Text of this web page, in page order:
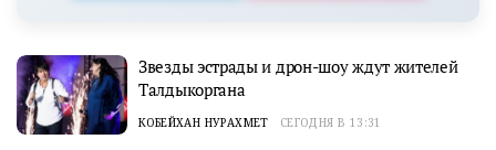
Звезды эстрады и дрон-шоу ждут жителей
Талдыкоргана
КОБЕЙХАН НУРАХМЕТ СЕГОДНЯ В 13:31